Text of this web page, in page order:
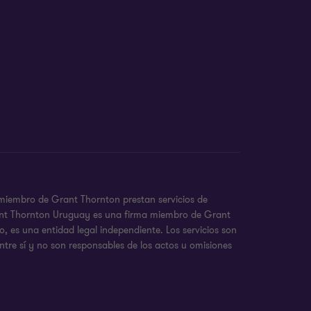
de Grant Thornton prestan servicios de
Thornton Uruguay es una firma miembro de Grant
una entidad legal independiente. Los servicios son
sí y no son responsables de los actos u omisiones